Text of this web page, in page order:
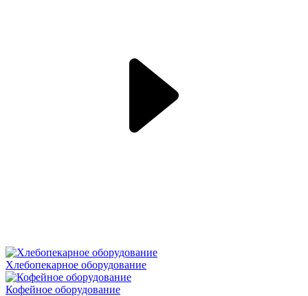
Хлебопекарное оборудование
Кофейное оборудование